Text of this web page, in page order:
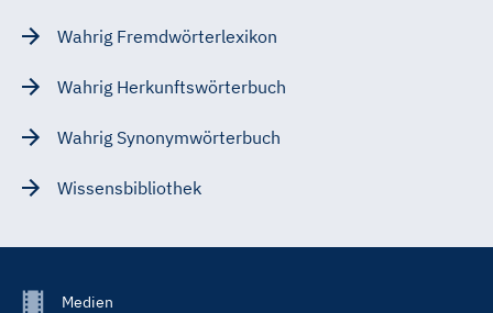
Wahrig Fremdwörterlexikon
Wahrig Herkunftswörterbuch
Wahrig Synonymwörterbuch
Wissensbibliothek
FooterMedien